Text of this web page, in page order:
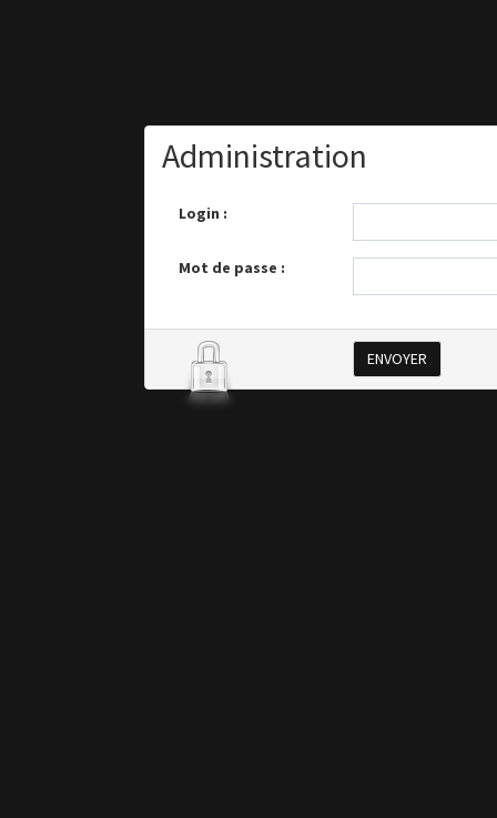
Administration
Login :
Mot de passe :
ENVOYER